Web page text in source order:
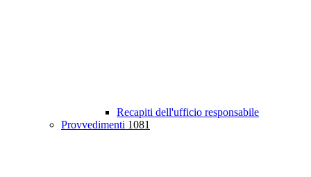
Recapiti dell'ufficio responsabile
Provvedimenti 1081